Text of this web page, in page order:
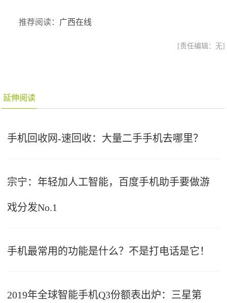
推荐阅读： 广西在线
[责任编辑：无]
延伸阅读
手机回收网-速回收：大量二手手机去哪里？
宗宁：年轻加人工智能，百度手机助手要做游
戏分发No.1
手机最常用的功能是什么？不是打电话是它！
2019年全球智能手机Q3份额表出炉：三星第